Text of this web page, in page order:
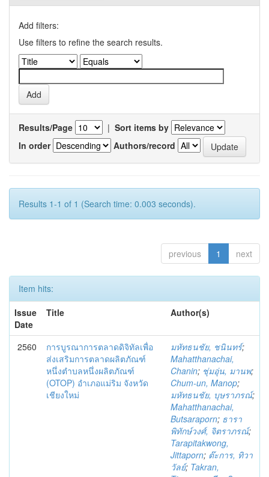
Add filters:
Use filters to refine the search results.
Results/Page | Sort items by
In order
Authors/record
Results 1-1 of 1 (Search time: 0.003 seconds).
previous 1 next
Item hits:
Issue
Date
Title Author(s)
2560
การบูรณาการตลาดดิจิทัลเพื่อ
ส่งเสริมการตลาดผลิตภัณฑ์
หนึ่งตำบลหนึ่งผลิตภัณฑ์
(OTOP) อำเภอแม่ริม จังหวัด
เชียงใหม่
มหัทธนชัย, ชนินทร์;
Mahatthanachai,
Chanin; ชุ่มอุ่น, มานพ;
Chum-un, Manop;
มหัทธนชัย, บุษราภรณ์;
Mahatthanachai,
Butsaraporn; ธารา
พิทักษ์วงศ์, จิตราภรณ์;
Tarapitakwong,
Jittaporn; ต๊ะการ, ทิวา
วัลย์; Takran,